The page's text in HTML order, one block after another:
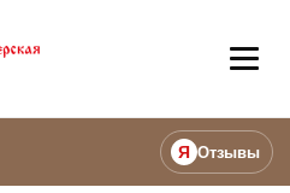
Я Отзывы